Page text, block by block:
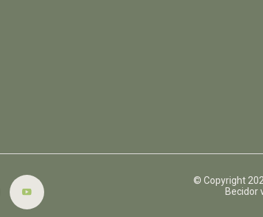
© Copyright
Becidor